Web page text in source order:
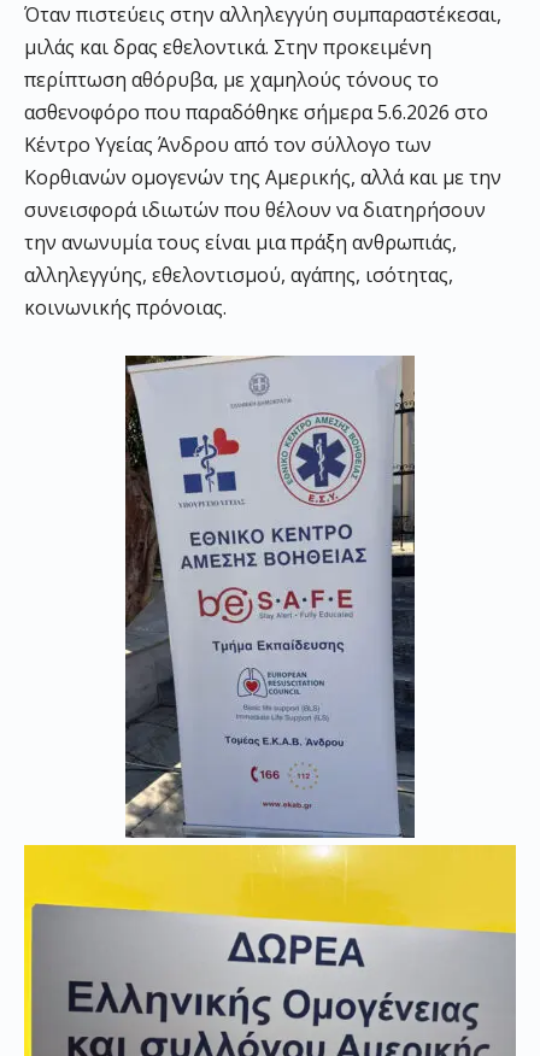
Όταν πιστεύεις στην αλληλεγγύη συμπαραστέκεσαι,
μιλάς και δρας εθελοντικά. Στην προκειμένη
περίπτωση αθόρυβα, με χαμηλούς τόνους το
ασθενοφόρο που παραδόθηκε σήμερα 5.6.2026 στο
Κέντρο Υγείας Άνδρου από τον σύλλογο των
Κορθιανών ομογενών της Αμερικής, αλλά και με την
συνεισφορά ιδιωτών που θέλουν να διατηρήσουν
την ανωνυμία τους είναι μια πράξη ανθρωπιάς,
αλληλεγγύης, εθελοντισμού, αγάπης, ισότητας,
κοινωνικής πρόνοιας.